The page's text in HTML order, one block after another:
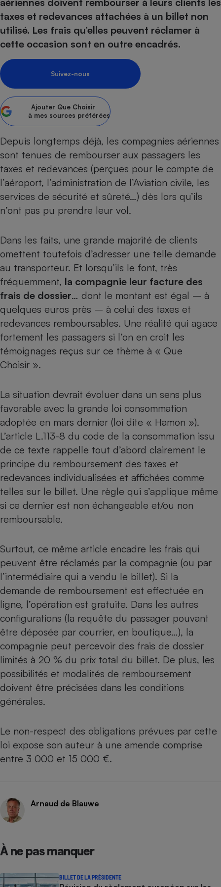
taxes et redevances attachées à un billet non
utilisé. Les frais qu’elles peuvent réclamer à
cette occasion sont en outre encadrés.
Suivez-nous
Ajouter Que Choisir
à mes sources préférées
Depuis longtemps déjà, les compagnies aériennes
sont tenues de rembourser aux passagers les
taxes et redevances (perçues pour le compte de
l’aéroport, l’administration de l’Aviation civile, les
services de sécurité et sûreté…) dès lors qu’ils
n’ont pas pu prendre leur vol.
Dans les faits, une grande majorité de clients
omettent toutefois d’adresser une telle demande
au transporteur. Et lorsqu’ils le font, très
fréquemment, la compagnie leur facture des
frais de dossier… dont le montant est égal – à
quelques euros près – à celui des taxes et
redevances remboursables. Une réalité qui agace
fortement les passagers si l’on en croit les
témoignages reçus sur ce thème à « Que
Choisir ».
La situation devrait évoluer dans un sens plus
favorable avec la grande loi consommation
adoptée en mars dernier (loi dite « Hamon »).
L’article L.113-8 du code de la consommation issu
de ce texte rappelle tout d’abord clairement le
principe du remboursement des taxes et
redevances individualisées et affichées comme
telles sur le billet. Une règle qui s’applique même
si ce dernier est non échangeable et/ou non
remboursable.
Surtout, ce même article encadre les frais qui
peuvent être réclamés par la compagnie (ou par
l’intermédiaire qui a vendu le billet). Si la
demande de remboursement est effectuée en
ligne, l’opération est gratuite. Dans les autres
configurations (la requête du passager pouvant
être déposée par courrier, en boutique…), la
compagnie peut percevoir des frais de dossier
limités à 20 % du prix total du billet. De plus, les
possibilités et modalités de remboursement
doivent être précisées dans les conditions
générales.
Le non-respect des obligations prévues par cette
loi expose son auteur à une amende comprise
entre 3 000 et 15 000 €.
Arnaud de Blauwe
À ne pas manquer
BILLET DE LA PRÉSIDENTE
Sécurité - Hygiène
Supermarché - Drive
Complément
alimentaire
bouteille
Assurance
Banque - Crédit
Epargne - Fiscalité
Mutuelle
Assurance emprunteur
Banque
Circulation routière
Contrôle technique -
Pièce détachée
Moto
Comparateur auto
Supermarché - Drive
Comparatif plaque à
Comparatif hotte
Comparatif aspirateur
Comparatif cafetière
Comparatif robot cuiseur
Comparatif centrale
Petit électroménager -
Plaque de cuisson à
induction
Climatiseur -
Ventilateur
Cafetière à expressos
Comparatif barre de son
Comparatif imprimante
Comparatif tablette
Image et son
Informatique
Internet
Téléviseur
Téléphone mobile -
Antivirus
Crédit immobilier
Comparatif poêle à
Comparatif radiateur
Bricolage - Jardinage
Chauffage
Produit d'entretien
Sécurité domestique
Matelas
Radiateur électrique
Mutuelle
Maison de retraite
Retraite
Choisir son fioul
Choisir son pellet
Comparateur assurance emprunteur
Tous les comparateurs
Speedtest - Testez le débit de votre
connexion Internet